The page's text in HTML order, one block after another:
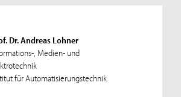
Dr. Andreas Lohner
, Medien- und
für Automatisierungstechnik